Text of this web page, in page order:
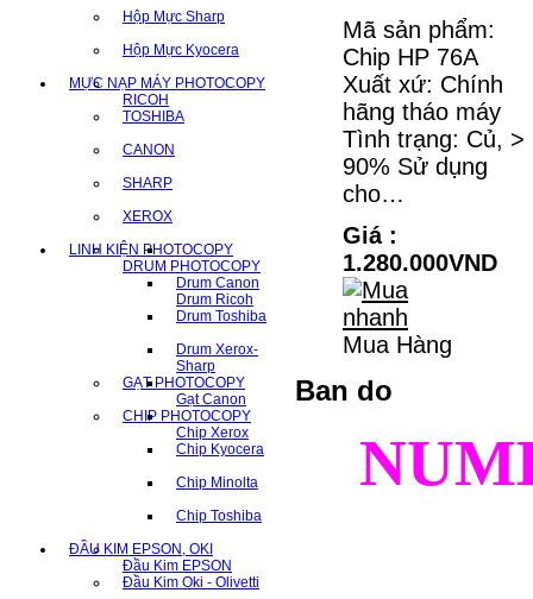
Hộp Mực Sharp
Hộp Mực Kyocera
MỰC NẠP MÁY PHOTOCOPY
RICOH
TOSHIBA
CANON
SHARP
XEROX
LINH KIỆN PHOTOCOPY
DRUM PHOTOCOPY
Drum Canon
Drum Ricoh
Drum Toshiba
Drum Xerox-
Sharp
GẠT PHOTOCOPY
Gạt Canon
CHIP PHOTOCOPY
Chip Xerox
Chip Kyocera
Chip Minolta
Chip Toshiba
ĐẦU KIM EPSON, OKI
Đầu Kim EPSON
Đầu Kim Oki - Olivetti
Mã sản phẩm:
Chip HP 76A
Xuất xứ: Chính
hãng tháo máy
Tình trạng: Củ, >
90% Sử dụng
cho…
Giá :
1.280.000VND
Mua Hàng
Ban do